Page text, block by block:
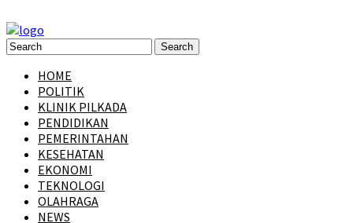
HOME
POLITIK
KLINIK PILKADA
PENDIDIKAN
PEMERINTAHAN
KESEHATAN
EKONOMI
TEKNOLOGI
OLAHRAGA
NEWS